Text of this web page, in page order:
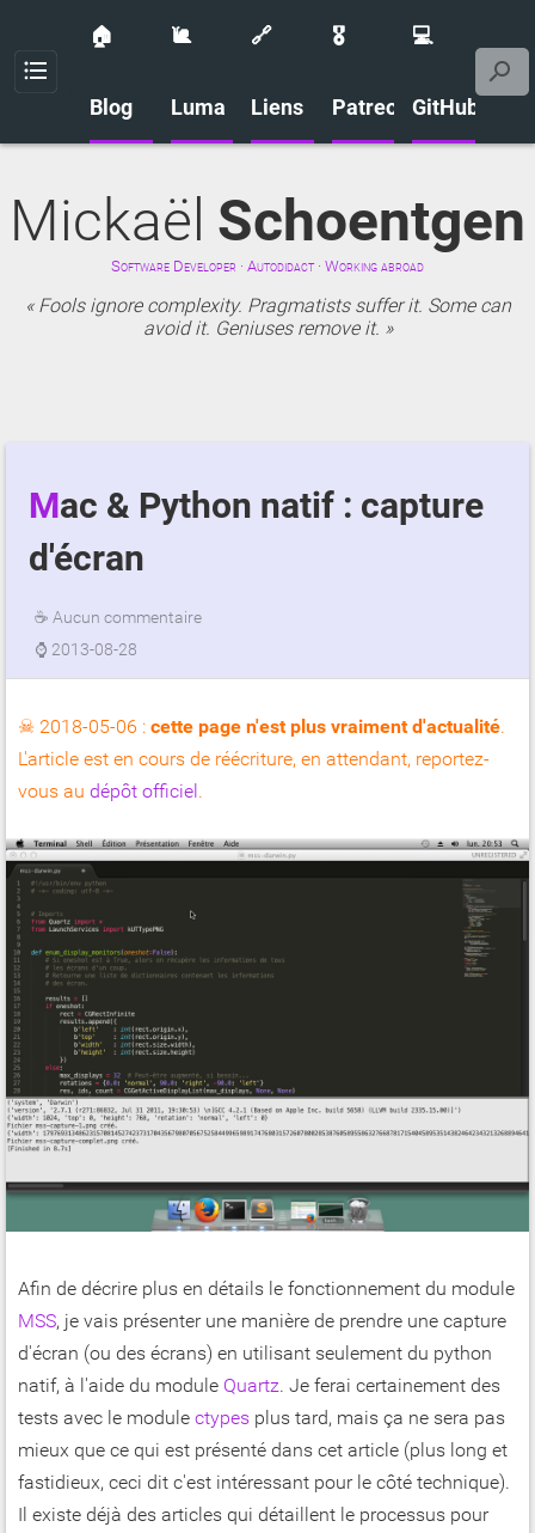
Menu
🏠
Blog
🐌
Luma
🔗
Liens
🎖️
Patreon
💻
GitHub
Mickaël Schoentgen
Software Developer · Autodidact · Working abroad
Fools ignore complexity. Pragmatists suffer it. Some can
avoid it. Geniuses remove it.
Mac & Python natif : capture
d'écran
☕ Aucun commentaire
⌚ 2013-08-28
☠ 2018-05-06 : cette page n'est plus vraiment d'actualité.
L'article est en cours de réécriture, en attendant, reportez-
vous au dépôt officiel .
Afin de décrire plus en détails le fonctionnement du module
MSS, je vais présenter une manière de prendre une capture
d'écran (ou des écrans) en utilisant seulement du python
natif, à l'aide du module Quartz. Je ferai certainement des
tests avec le module ctypes plus tard, mais ça ne sera pas
mieux que ce qui est présenté dans cet article (plus long et
fastidieux, ceci dit c'est intéressant pour le côté technique).
Il existe déjà des articles qui détaillent le processus pour